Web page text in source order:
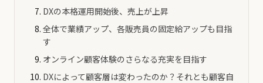
DXの本格運用開始後、売上が上昇
全体で業績アップ、各販売員の固定給アップも目指
す
オンライン顧客体験のさらなる充実を目指す
DXによって顧客層は変わったのか？それとも顧客自